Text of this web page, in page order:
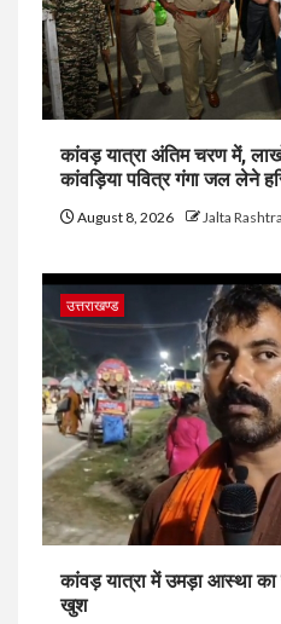
कांवड़ यात्रा अंतिम चरण में,
कांवड़िया पवित्र गंगा जल लेने
August 8, 2026 Jalta
उत्तराखण्ड
कांवड़ यात्रा में उमड़ा आस्था
खुश